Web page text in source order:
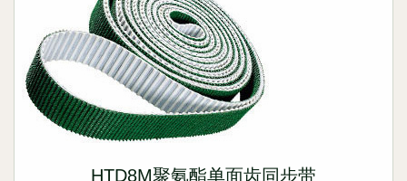
HTD8M聚氨酯单面齿同步带